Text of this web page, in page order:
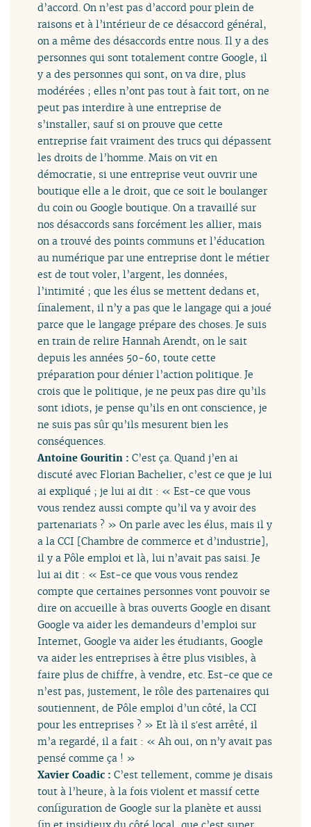
d’accord. On n’est pas d’accord pour plein de
raisons et à l’intérieur de ce désaccord général,
on a même des désaccords entre nous. Il y a des
personnes qui sont totalement contre Google, il
y a des personnes qui sont, on va dire, plus
modérées ; elles n’ont pas tout à fait tort, on ne
peut pas interdire à une entreprise de
s’installer, sauf si on prouve que cette
entreprise fait vraiment des trucs qui dépassent
les droits de l’homme. Mais on vit en
démocratie, si une entreprise veut ouvrir une
boutique elle a le droit, que ce soit le boulanger
du coin ou Google boutique. On a travaillé sur
nos désaccords sans forcément les allier, mais
on a trouvé des points communs et l’éducation
au numérique par une entreprise dont le métier
est de tout voler, l’argent, les données,
l’intimité ; que les élus se mettent dedans et,
finalement, il n’y a pas que le langage qui a joué
parce que le langage prépare des choses. Je suis
en train de relire Hannah Arendt, on le sait
depuis les années 50-60, toute cette
préparation pour dénier l’action politique. Je
crois que le politique, je ne peux pas dire qu’ils
sont idiots, je pense qu’ils en ont conscience, je
ne suis pas sûr qu’ils mesurent bien les
conséquences.
Antoine Gouritin :C’est ça. Quand j’en ai
discuté avec Florian Bachelier, c’est ce que je lui
ai expliqué ; je lui ai dit : « Est-ce que vous
vous rendez aussi compte qu’il va y avoir des
partenariats ? » On parle avec les élus, mais il y
a la CCI [Chambre de commerce et d’industrie],
il y a Pôle emploi et là, lui n’avait pas saisi. Je
lui ai dit : « Est-ce que vous vous rendez
compte que certaines personnes vont pouvoir se
dire on accueille à bras ouverts Google en disant
Google va aider les demandeurs d’emploi sur
Internet, Google va aider les étudiants, Google
va aider les entreprises à être plus visibles, à
faire plus de chiffre, à vendre, etc. Est-ce que ce
n’est pas, justement, le rôle des partenaires qui
soutiennent, de Pôle emploi d’un côté, la CCI
pour les entreprises ? » Et là il s′est arrêté, il
m’a regardé, il a fait : « Ah oui, on n’y avait pas
pensé comme ça ! »
Xavier Coadic :C’est tellement, comme je disais
tout à l’heure, à la fois violent et massif cette
configuration de Google sur la planète et aussi